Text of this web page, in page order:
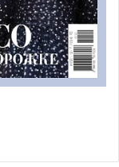
были проданы
который